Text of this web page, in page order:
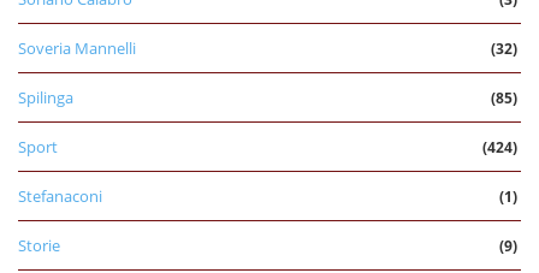
Soveria Mannelli (32)
Spilinga (85)
Sport (424)
Stefanaconi (1)
Storie (9)